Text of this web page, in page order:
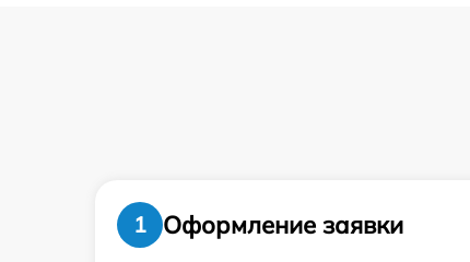
1
Оформление заявки